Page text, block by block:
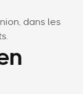
dans les